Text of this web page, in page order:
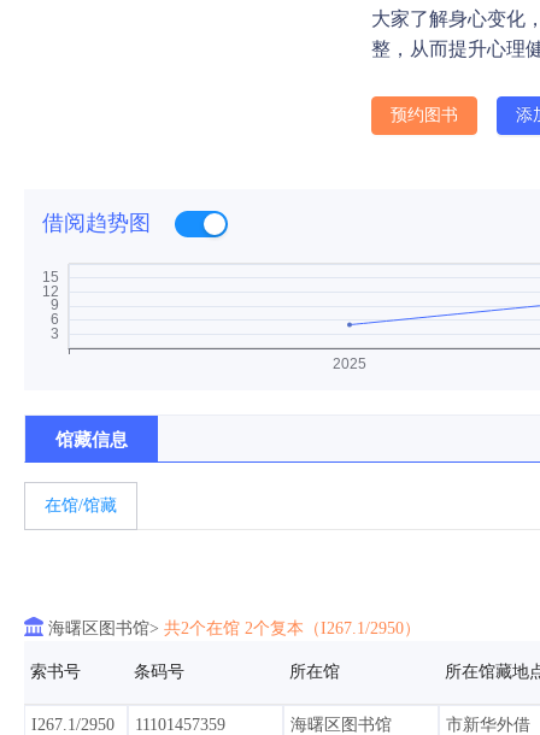
大家了解身心变化
整，从而提升心理
预约图书 添
借阅趋势图
馆藏信息
在馆/馆藏
 海曙区图书馆> 共2个在馆 2个复本（I267.1/2950）
索书号 条码号 所在馆 所在馆藏地
I267.1/2950 11101457359 海曙区图书馆 市新华外借